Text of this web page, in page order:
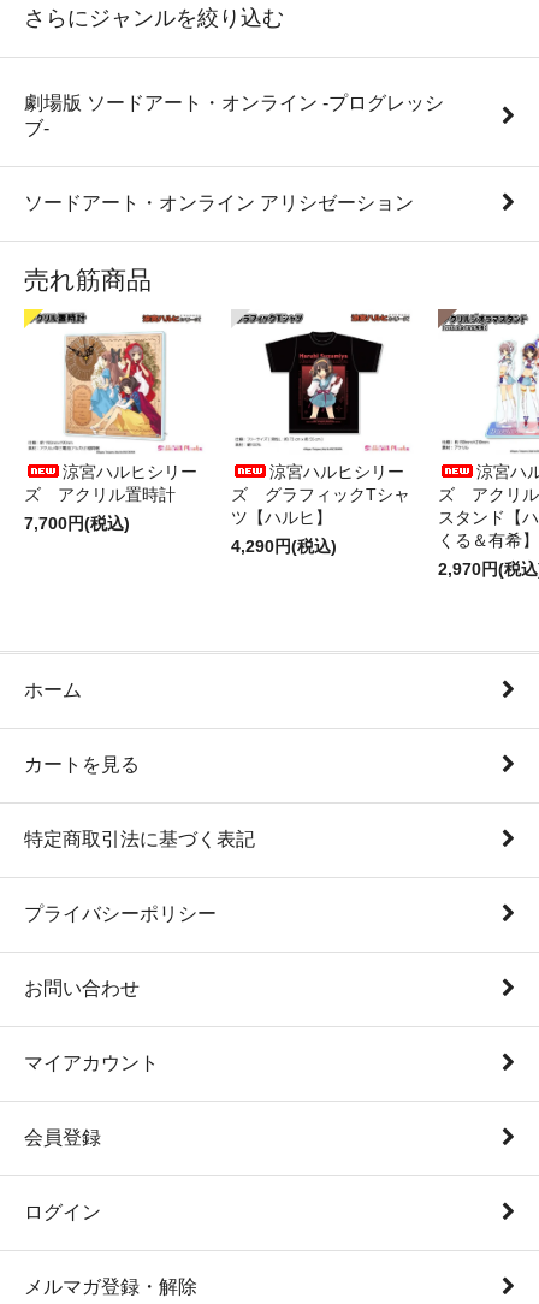
さらにジャンルを絞り込む
劇場版 ソードアート・オンライン -プログレッシ
ブ-
ソードアート・オンライン アリシゼーション
売れ筋商品
涼宮ハルヒシリー
ズ アクリル置時計
7,700円(税込)
涼宮ハルヒシリー
ズ グラフィックTシャ
ツ【ハルヒ】
4,290円(税込)
涼宮ハ
ズ アクリル
スタンド【
くる＆有希】
2,970円(税
ホーム
カートを見る
特定商取引法に基づく表記
プライバシーポリシー
お問い合わせ
マイアカウント
会員登録
ログイン
メルマガ登録・解除